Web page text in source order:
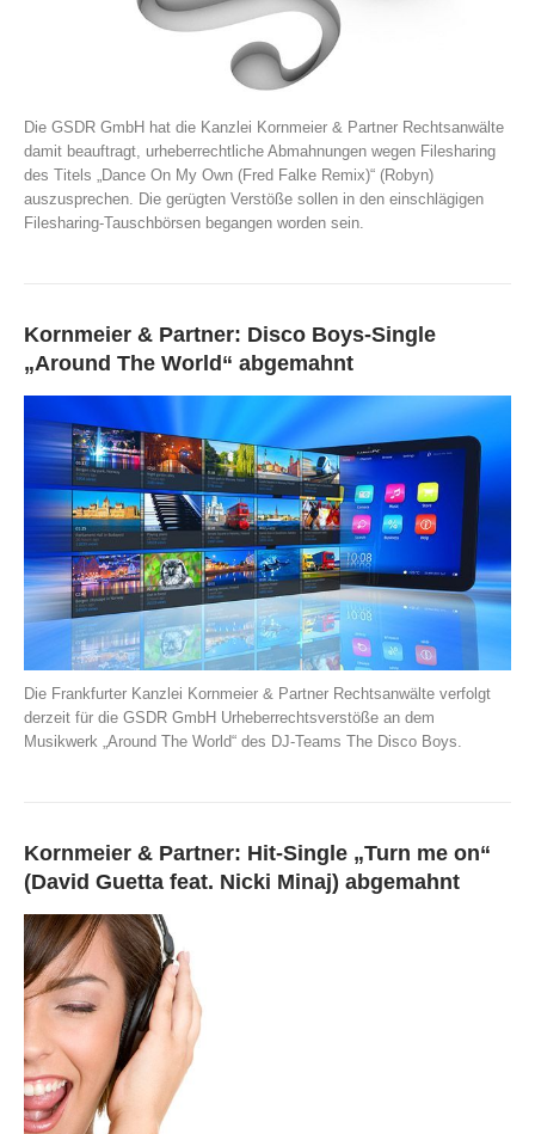
Die GSDR GmbH hat die Kanzlei Kornmeier & Partner Rechtsanwälte
damit beauftragt, urheberrechtliche Abmahnungen wegen Filesharing
des Titels „Dance On My Own (Fred Falke Remix)“ (Robyn)
auszusprechen. Die gerügten Verstöße sollen in den einschlägigen
Filesharing-Tauschbörsen begangen worden sein.
Kornmeier & Partner: Disco Boys-Single
„Around The World“ abgemahnt
Die Frankfurter Kanzlei Kornmeier & Partner Rechtsanwälte verfolgt
derzeit für die GSDR GmbH Urheberrechtsverstöße an dem
Musikwerk „Around The World“ des DJ-Teams The Disco Boys.
Kornmeier & Partner: Hit-Single „Turn me on“
(David Guetta feat. Nicki Minaj) abgemahnt